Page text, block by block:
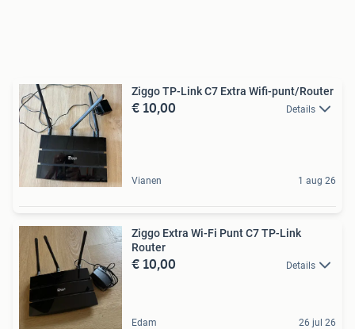
Ziggo TP-Link C7 Extra Wifi-punt/Router
€ 10,00 Details
Vianen 1 aug 26
Ziggo Extra Wi-Fi Punt C7 TP-Link
Router
€ 10,00 Details
Edam 26 jul 26